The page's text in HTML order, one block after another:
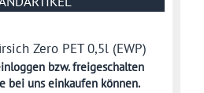
Zero PET 0,5l (EWP)
bzw. freigeschalten
bei uns einkaufen können.